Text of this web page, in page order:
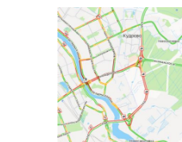
За сутки в
Ленобласти
потушили 57
пожаров и